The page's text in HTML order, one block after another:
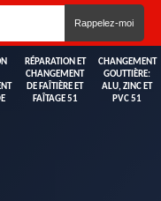
RÉPARATION ET
CHANGEMENT
DE FAÎTIÈRE ET
FAÎTAGE 51
CHANGEMENT
GOUTTIÈRE:
ALU, ZINC ET
PVC 51